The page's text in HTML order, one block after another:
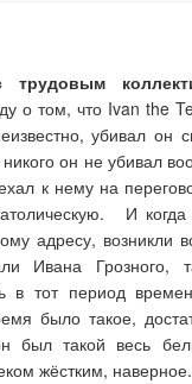
о том, что Ivan the
убивал он
он не убивал
к нему на
И
адресу, возникли
Ивана Грозного,
в тот период
было такое,
был такой весь
жёстким,